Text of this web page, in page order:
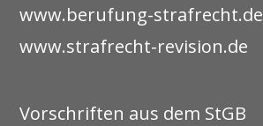
www.berufung-strafrecht.de
www.strafrecht-revision.de
Vorschriften aus dem StGB